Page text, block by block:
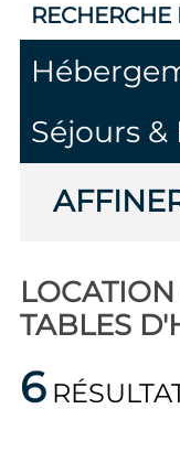
RECHERCHE
Séjours
TABLES
6